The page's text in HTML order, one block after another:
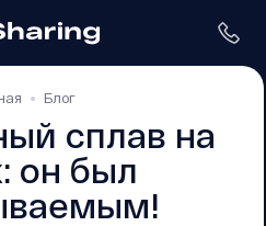
Блог
сплав на
он был